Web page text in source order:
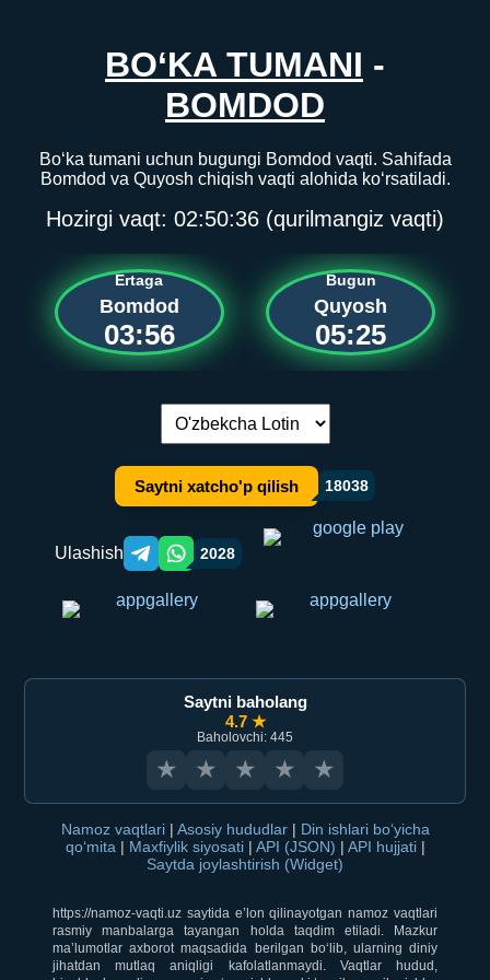
BO‘KA TUMANI -
BOMDOD
Bo‘ka tumani uchun bugungi Bomdod vaqti. Sahifada
Bomdod va Quyosh chiqish vaqti alohida ko‘rsatiladi.
Hozirgi vaqt: 02:50:36 (qurilmangiz vaqti)
Ertaga
Bomdod
03:56
Bugun
Quyosh
05:25
Tilni almashtirish:
Saytni xatcho'p qilish 18038
Ulashish Telegram orqali ulashish
WhatsApp orqali ulashish
2028
Saytni baholang
4.7 ★
Baholovchi: 445
★ ★ ★ ★ ★
Namoz vaqtlari | Asosiy hududlar | Din ishlari bo‘yicha
qo‘mita | Maxfiylik siyosati | API (JSON) | API hujjati |
Saytda joylashtirish (Widget)
https://namoz-vaqti.uz saytida e’lon qilinayotgan namoz vaqtlari
rasmiy manbalarga tayangan holda taqdim etiladi. Mazkur
ma’lumotlar axborot maqsadida berilgan bo‘lib, ularning diniy
jihatdan mutlaq aniqligi kafolatlanmaydi. Vaqtlar hudud,